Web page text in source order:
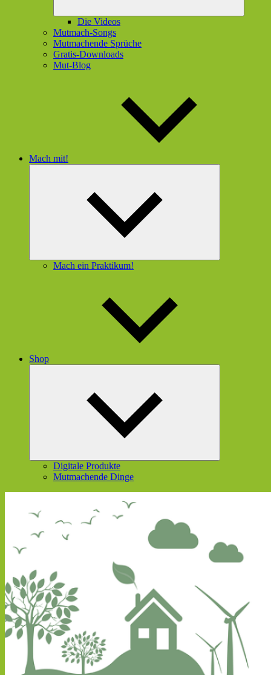
Die Videos
Mutmach-Songs
Mutmachende Sprüche
Gratis-Downloads
Mut-Blog
Mach mit!
Mach ein Praktikum!
Shop
Digitale Produkte
Mutmachende Dinge